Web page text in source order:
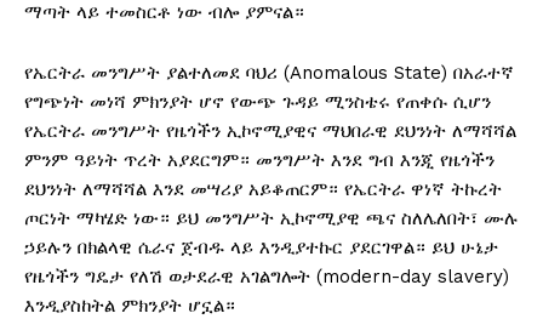
ማጣት ላይ ተመስርቶ ነው ብሎ ያምናል።
የኤርትራ መንግሥት ያልተለመደ ባህሪ (Anomalous State) በአራተኛ
የግጭነት መነሻ ምክንያት ሆኖ የውጭ ጉዳይ ሚንስቴሩ የጠቀሱ ሲሆን
የኤርትራ መንግሥት የዜጎችን ኢኮኖሚያዊና ማህበራዊ ደህንነት ለማሻሻል
ምንም ዓይነት ጥረት አያደርግም። መንግሥት እንደ ግብ እንጂ የዜጎችን
ደህንነት ለማሻሻል እንደ መሣሪያ አይቆጠርም። የኤርትራ ዋነኛ ትኩረት
ጦርነት ማካሄድ ነው። ይህ መንግሥት ኢኮኖሚያዊ ጫና ስለሌለበት፣ ሙሉ
ኃይሉን በክልላዊ ሴራና ጀብዱ ላይ እንዲያተኩር ያደርገዋል። ይህ ሁኔታ
የዜጎችን ግዴታ የለሽ ወታደራዊ አገልግሎት (modern-day slavery)
እንዲያስከትል ምክንያት ሆኗል።